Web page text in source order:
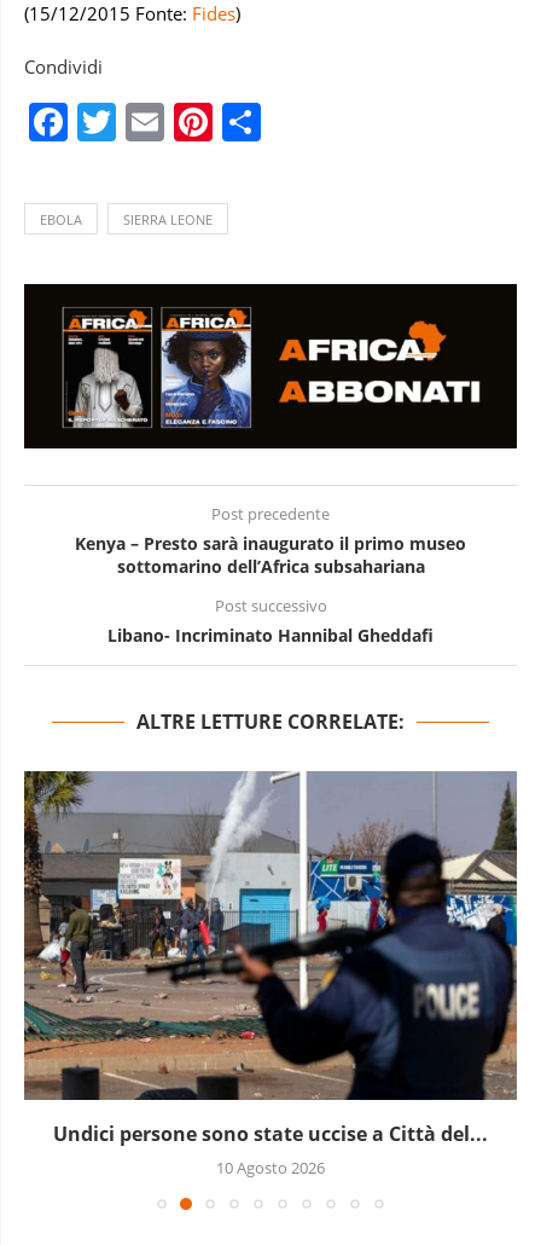
(15/12/2015 Fonte: Fides)
Condividi
Facebook
Twitter
EmailPinterest
EBOLA SIERRA LEONE
Post precedente
Kenya – Presto sarà inaugurato il primo museo
sottomarino dell’Africa subsahariana
Post successivo
Libano- Incriminato Hannibal Gheddafi
ALTRE LETTURE CORRELATE:
L’allarme dell’Onu: la guerra in Sudan lascia
milioni...
10 Agosto 2026